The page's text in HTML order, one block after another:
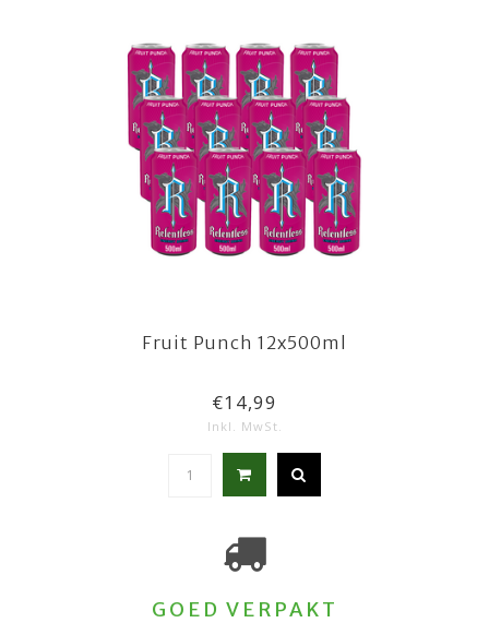
Fruit Punch 12x500ml
€14,99
Inkl. MwSt.
GOED VERPAKT